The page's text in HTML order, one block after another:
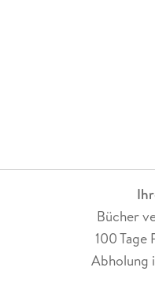
Bücher
100 Tage
Abholung